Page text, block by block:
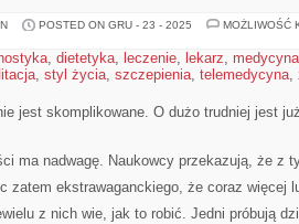
POSTED ON GRU - 23 - 2025
MOŻLIWOŚĆ
, dietetyka, leczenie, lekarz, medycyna
, styl życia, szczepienia, telemedycyna,
jest skomplikowane. O dużo trudniej jest
ma nadwagę. Naukowcy przekazują, że z
zatem ekstrawaganckiego, że coraz więcej
z nich wie, jak to robić. Jedni próbują